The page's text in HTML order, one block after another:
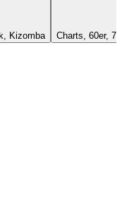
Kizomba
Charts, 60er,